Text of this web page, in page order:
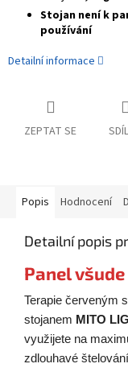
Stojan není k
používání
Detailní informace
ZEPTAT SE
Popis Hodnocení
Detailní popis
Panel
Terapie červeným
stojanem MITO
využijete na
zdlouhavé